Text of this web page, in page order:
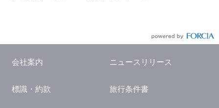
東京ドーム ホテル
横浜 ホテル
国内観光ガイド
会社案内 ニュースリリース
標識・約款 旅行条件書